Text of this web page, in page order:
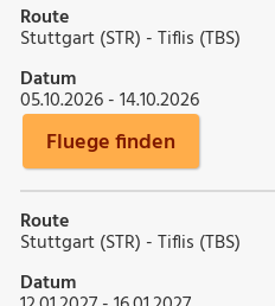
Route
Stuttgart (STR) - Tiflis (TBS)
Datum
05.10.2026 - 14.10.2026
Fluege finden
Route
Stuttgart (STR) - Tiflis (TBS)
Datum